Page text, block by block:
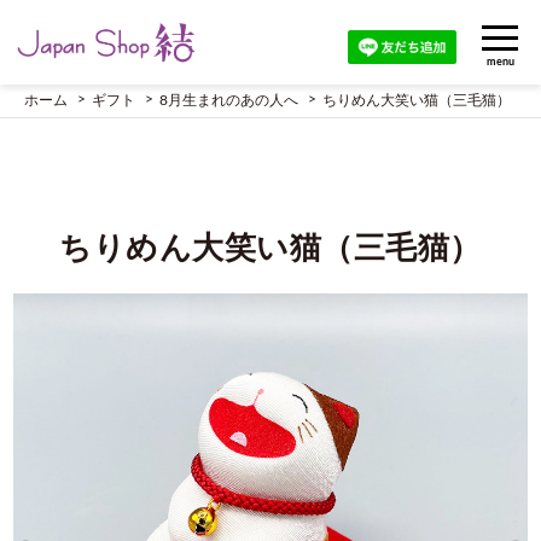
menu
ホーム ギフト 8月生まれのあの人へ ちりめん大笑い猫（三毛猫）
ちりめん大笑い猫（三毛猫）